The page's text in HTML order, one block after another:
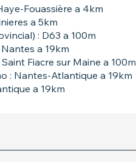
Fouassière a 4km
a 5km
: D63 a 100m
a 19km
Fiacre sur Maine a 100m
: Nantes-Atlantique a 19km
a 19km